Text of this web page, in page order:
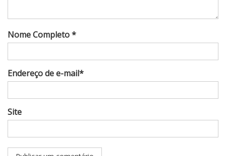
Nome Completo *
Endereço de e-mail*
Site